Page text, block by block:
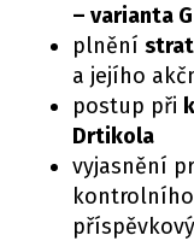
– varianta G
plnění
a jejího
postup při
Drtikola
vyjasnění